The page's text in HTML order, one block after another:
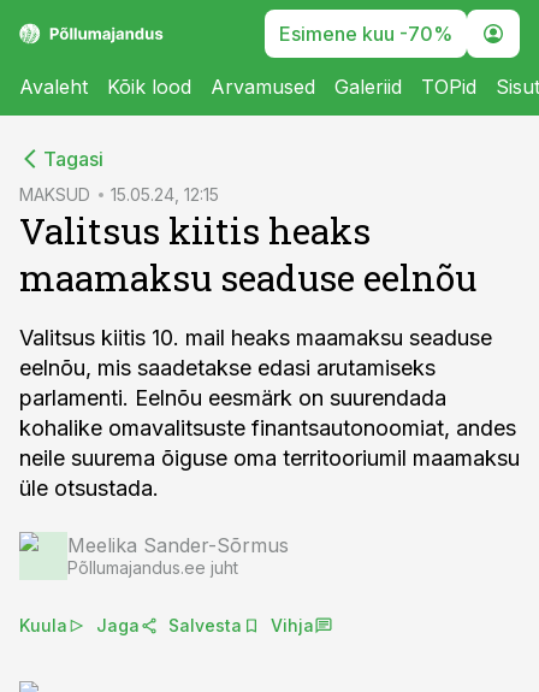
Esimene kuu -70%
Avaleht Kõik lood Arvamused Galeriid TOPid
Tagasi
MAKSUD 15.05.24, 12:15
Valitsus kiitis heaks
maamaksu seaduse eelnõu
Valitsus kiitis 10. mail heaks maamaksu seaduse
eelnõu, mis saadetakse edasi arutamiseks
parlamenti. Eelnõu eesmärk on suurendada
kohalike omavalitsuste finantsautonoomiat, andes
neile suurema õiguse oma territooriumil maamaksu
üle otsustada.
Meelika Sander-Sõrmus
Põllumajandus.ee juht
Kuula Jaga Salvesta Vihja